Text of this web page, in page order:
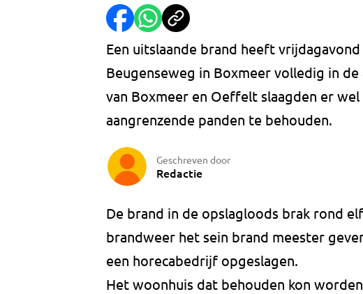
Een uitslaande brand heeft
Beugenseweg in Boxmeer volledig in
van Boxmeer en Oeffelt slaagden er
aangrenzende panden te behouden.
Geschreven door
Redactie
De brand in de opslagloods brak rond
brandweer het sein brand meester
een horecabedrijf opgeslagen.
Het woonhuis dat behouden kon